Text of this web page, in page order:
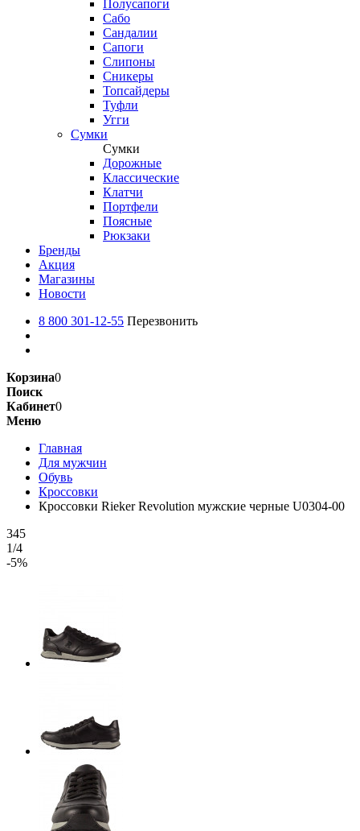
Полусапоги
Сабо
Сандалии
Сапоги
Слипоны
Сникеры
Топсайдеры
Туфли
Угги
Сумки
Сумки
Дорожные
Классические
Клатчи
Портфели
Поясные
Рюкзаки
Бренды
Акция
Магазины
Новости
8 800 301-12-55 Перезвонить
Корзина0
Поиск
Кабинет0
Меню
Главная
Для мужчин
Обувь
Кроссовки
Кроссовки Rieker Revolution мужские черные U0304-00
345
1/4
-5%